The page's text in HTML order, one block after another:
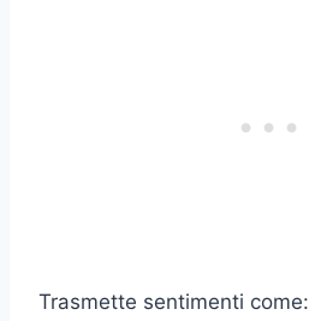
Trasmette sentimenti come: